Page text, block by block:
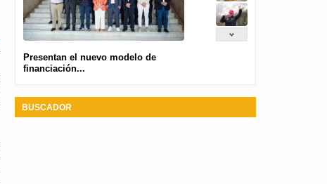
Presentan el nuevo modelo de
financiación...
BUSCADOR